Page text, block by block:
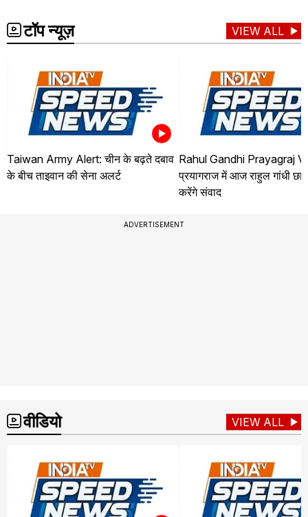
टॉप न्यूज़ VIEW ALL
Taiwan Army Alert: चीन के बढ़ते दबाव
के बीच ताइवान की सेना अलर्ट
Rahul Gandhi Prayagraj
प्रयागराज में आज राहुल गांधी
करेंगे संवाद
ADVERTISEMENT
वीडियो VIEW ALL